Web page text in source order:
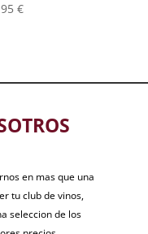
€
en mas que una
tu club de vinos,
seleccion de los